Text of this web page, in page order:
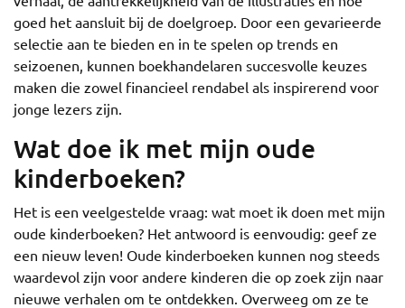
goed het aansluit bij de doelgroep. Door een gevarieerde
selectie aan te bieden en in te spelen op trends en
seizoenen, kunnen boekhandelaren succesvolle keuzes
maken die zowel financieel rendabel als inspirerend voor
jonge lezers zijn.
Wat doe ik met mijn oude
kinderboeken?
Het is een veelgestelde vraag: wat moet ik doen met mijn
oude kinderboeken? Het antwoord is eenvoudig: geef ze
een nieuw leven! Oude kinderboeken kunnen nog steeds
waardevol zijn voor andere kinderen die op zoek zijn naar
nieuwe verhalen om te ontdekken. Overweeg om ze te